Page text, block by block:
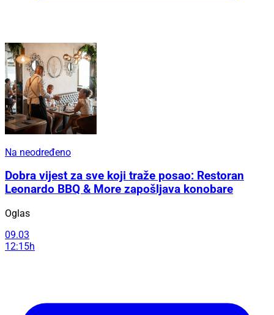
Na neodređeno
Dobra vijest za sve koji traže posao: Restoran
Leonardo BBQ & More zapošljava konobare
Oglas
09.03
12:15h